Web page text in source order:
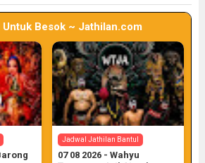
Kidul
Budoyo
Untuk Besok ~ Jathilan.com
Jadwal Jathilan Bantul
07 08 2026 - Wahyu